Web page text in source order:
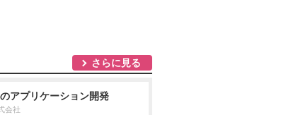
さらに見る
アプリケーション開発
会社